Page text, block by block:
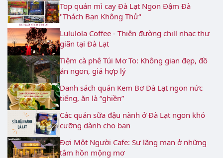
Top quán mì cay Đà Lạt Ngon Đậm Đà
"Thách Bạn Không Thử"
Lululola Coffee - Thiên đường chill nhạc thư
giãn tại Đà Lạt
Tiệm cà phê Túi Mơ To: Không gian đẹp, đồ
ăn ngon, giá hợp lý
Danh sách quán Kem Bơ Đà Lạt ngon nức
tiếng, ăn là “ghiền”
Các quán sữa đậu nành ở Đà Lạt ngon khó
cưỡng dành cho bạn
Đợi Một Người Cafe: Sự lãng mạn ở những
tâm hồn mộng mơ